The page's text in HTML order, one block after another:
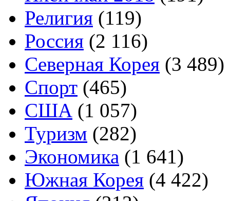
Религия (119)
Россия (2 116)
Северная Корея (3 489)
Спорт (465)
США (1 057)
Туризм (282)
Экономика (1 641)
Южная Корея (4 422)